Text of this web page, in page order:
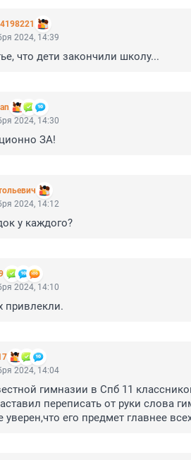
2024, 14:39
что дети закончили школу...
2024, 14:30
ЗА!
2024, 14:12
у каждого?
2024, 14:10
привлекли.
2024, 14:04
гимназии в Спб 11
переписать от руки слова
уверен,что его предмет главнее